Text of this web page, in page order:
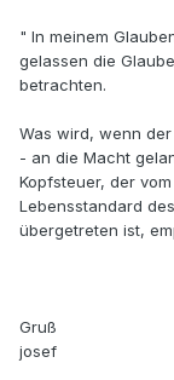
" In meinem
gelassen die
betrachten.
Was wird, wenn
- an die Macht
Kopfsteuer, der
Lebensstandard
übergetreten ist,
Gruß
josef